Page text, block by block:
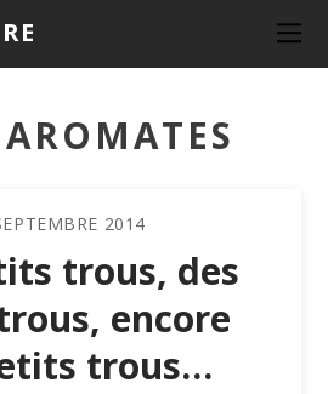
2014
trous, des
encore
trous…